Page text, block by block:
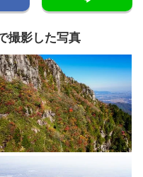
撮影した写真